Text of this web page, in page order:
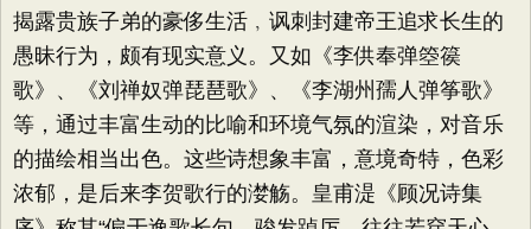
揭露贵族子弟的豪侈生活﹐讽刺封建帝王追求长生的
愚昧行为，颇有现实意义。又如《李供奉弹箜篌
歌》、《刘禅奴弹琵琶歌》、《李湖州孺人弹筝歌》
等，通过丰富生动的比喻和环境气氛的渲染，对音乐
的描绘相当出色。这些诗想象丰富，意境奇特，色彩
浓郁，是后来李贺歌行的漤觞。皇甫湜《顾况诗集